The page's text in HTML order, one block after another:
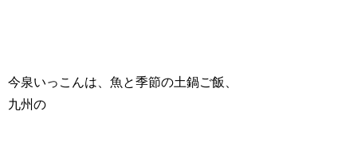
今泉いっこんは、魚と季節の土鍋ご飯、
九州の